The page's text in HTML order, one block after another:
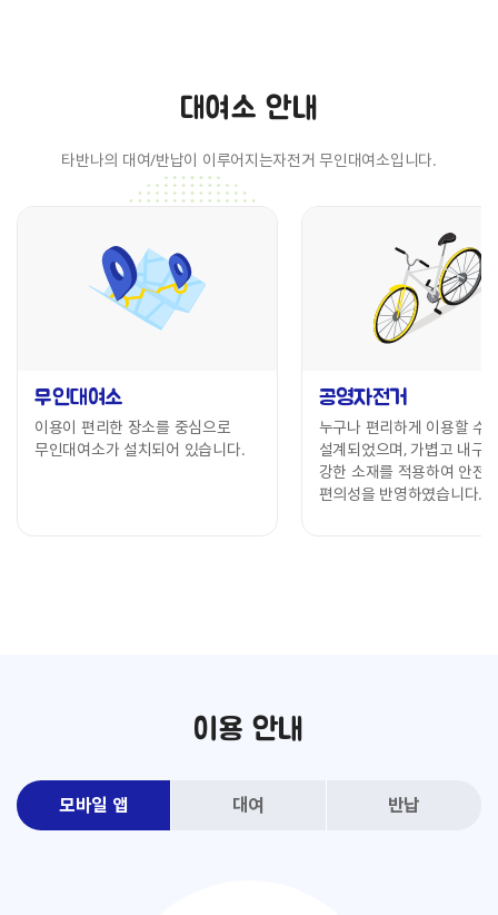
대여소 안내
타반나의 대여/반납이 이루어지는자전거 무인대여소입니다.
무인대여소
이용이 편리한 장소를 중심으로
무인대여소가 설치되어 있습니다.
공영자전거
누구나 편리하게 이용할 수
설계되었으며, 가볍고 내구
강한 소재를 적용하여 안전
편의성을 반영하였습니다.
이용 안내
모바일 앱 대여 반납